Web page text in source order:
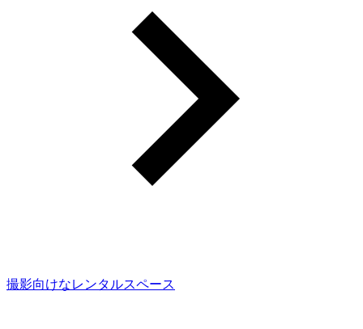
撮影向けなレンタルスペース